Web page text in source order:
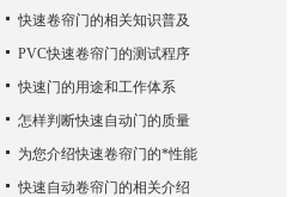
快速卷帘门的相关知识普及
PVC快速卷帘门的测试程序
快速门的用途和工作体系
怎样判断快速自动门的质量
为您介绍快速卷帘门的*性能
快速自动卷帘门的相关介绍